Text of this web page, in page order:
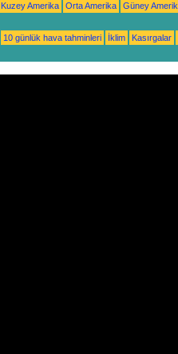
Kuzey Amerika Orta Amerika
Güney
10 günlük hava tahminleri İklim
Kasırgalar